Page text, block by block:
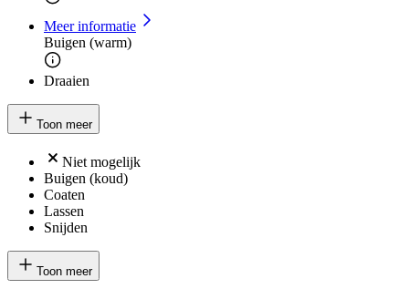
Meer informatie
Buigen (warm)
Draaien
Toon meer
Niet mogelijk
Buigen (koud)
Coaten
Lassen
Snijden
Toon meer